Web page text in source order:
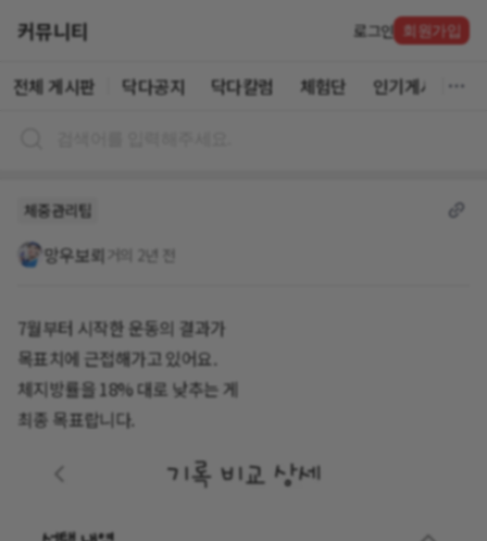
커뮤니티 로그인 회원가입
전체 게시판 닥다공지 닥다칼럼 체험단 인기게시글
체중관리팁
망우보뢰 거의 2년 전
7월부터 시작한 운동의 결과가
목표치에 근접해가고 있어요.
체지방률을 18% 대로 낮추는 게
최종 목표랍니다.